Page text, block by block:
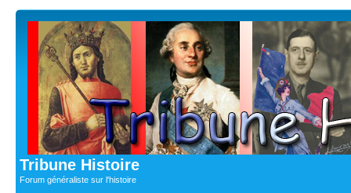
Tribune Histoire
Forum généraliste sur l'histoire